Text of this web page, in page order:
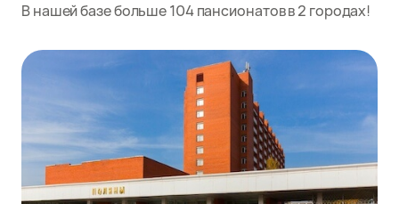
В нашей базе больше 104 пансионатов в 2 городах!